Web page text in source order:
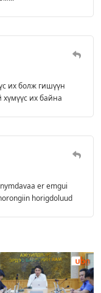
их болж гишүүн
хүмүүс их байна
er emgui
horigdoluud